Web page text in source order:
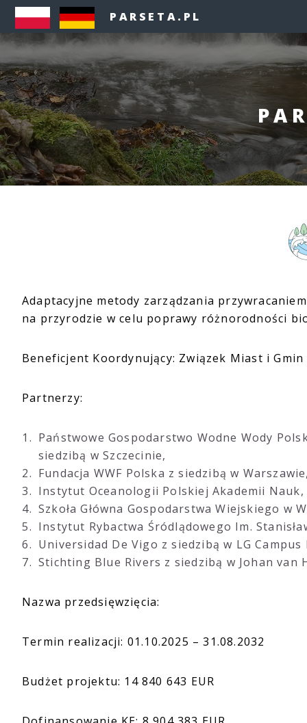
PARSETA.PL
Adaptacyjne metody zarządzania
na przyrodzie w celu poprawy różnorodności
Beneficjent Koordynujący: Związek Miast i
Partnerzy:
Państwowe Gospodarstwo Wodne Wody
siedzibą w Szczecinie,
Fundacja WWF Polska z siedzibą w
Instytut Oceanologii Polskiej Akademii Nauk,
Szkoła Główna Gospodarstwa Wiejskiego w
Instytut Rybactwa Śródlądowego Im.
Universidad De Vigo z siedzibą w LG
Stichting Blue Rivers z siedzibą w Johan van
Nazwa przedsięwzięcia:
Termin realizacji: 01.10.2025 – 31.08.2032
Budżet projektu: 14 840 643 EUR